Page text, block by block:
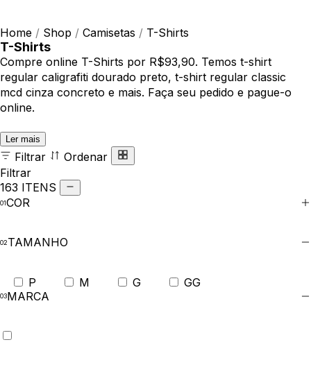
Home / Shop / Camisetas / T-Shirts
T-Shirts
Compre online T-Shirts por R$93,90. Temos t-shirt
regular caligrafiti dourado preto, t-shirt regular classic
mcd cinza concreto e mais. Faça seu pedido e pague-o
online.
Ler mais
Filtrar
Ordenar
Filtrar
163 ITENS
COR
TAMANHO
P M G
GG
MARCA